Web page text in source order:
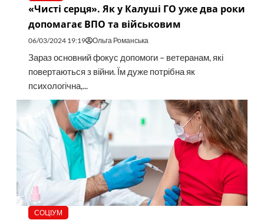
«Чисті серця». Як у Калуші ГО уже два роки
допомагає ВПО та військовим
06/03/2024 19:19 Ольга Романська
Зараз основний фокус допомоги – ветеранам, які
повертаються з війни. Їм дуже потрібна як
психологічна,...
СОЦІУМ